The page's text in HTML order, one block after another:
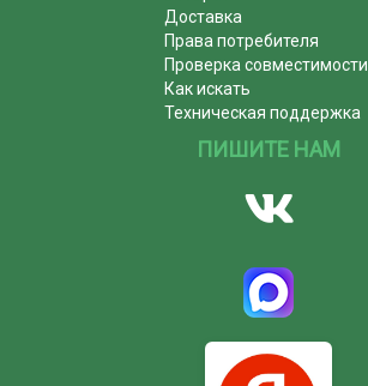
Доставка
Права потребителя
Проверка совместимости
Как искать
Техническая поддержка
ПИШИТЕ НАМ